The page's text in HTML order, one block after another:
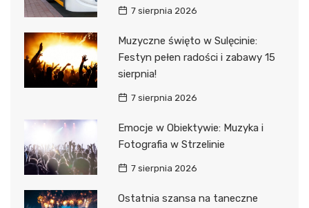
7 sierpnia 2026
Muzyczne święto w Sulęcinie:
Festyn pełen radości i zabawy 15
sierpnia!
7 sierpnia 2026
Emocje w Obiektywie: Muzyka i
Fotografia w Strzelinie
7 sierpnia 2026
Ostatnia szansa na taneczne